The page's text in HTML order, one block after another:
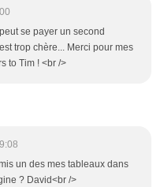
se payer un second
trop chère... Merci pour mes
to Tim ! <br />
un des mes tableaux dans
? David<br />